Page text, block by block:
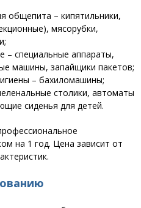
общепита – кипятильники,
мясорубки,
– специальные аппараты,
машины, запайщики пакетов;
– бахиломашины;
столики, автоматы
сиденья для детей.
на 1 год. Цена зависит от